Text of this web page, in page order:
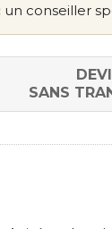
un conseiller
SANS